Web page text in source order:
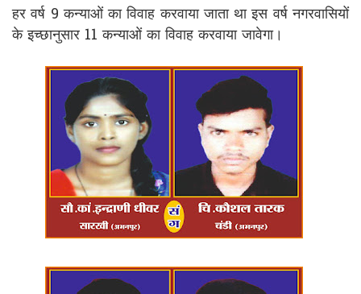
हर वर्ष 9 कन्याओं का विवाह करवाया जाता था इस वर्ष नगरवासियों
के इच्छानुसार 11 कन्याओं का विवाह करवाया जावेगा।